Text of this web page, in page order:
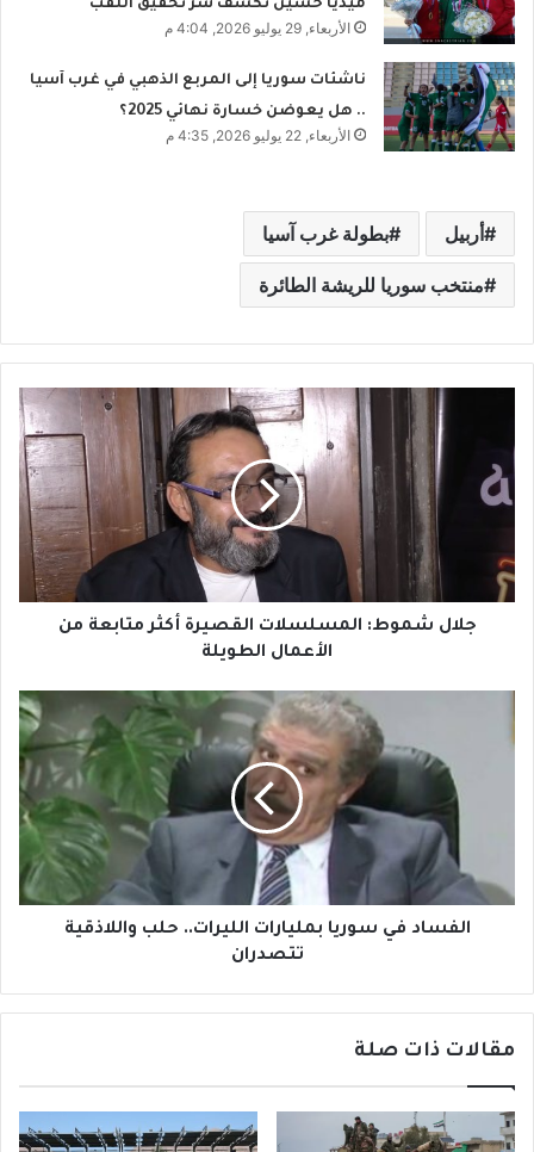
ميديا حسين تكشف سر تحقيق اللقب
الأربعاء, 29 يوليو 2026, 4:04 م
ناشئات سوريا إلى المربع الذهبي في غرب آسيا
.. هل يعوضن خسارة نهائي 2025؟
الأربعاء, 22 يوليو 2026, 4:35 م
أربيل بطولة غرب آسيا
منتخب سوريا للريشة الطائرة
ا
ل
ش
ط
:
س
ق
ة
ك
م
جلال شموط: المسلسلات القصيرة أكثر متابعة من
الأعمال الطويلة
ف
س
م
ا
الفساد في سوريا بمليارات الليرات.. حلب واللاذقية
تتصدران
مقالات ذات صلة